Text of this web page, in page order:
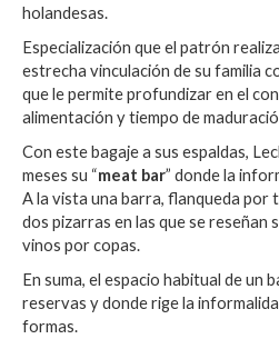
holandesas.
Especialización que el patrón
estrecha vinculación de su familia
que le permite profundizar en el
alimentación y tiempo de
Con este bagaje a sus espaldas,
meses su “meat bar” donde la
A la vista una barra, flanqueda por
dos pizarras en las que se reseñan
vinos por copas.
En suma, el espacio habitual de un
reservas y donde rige la
formas.